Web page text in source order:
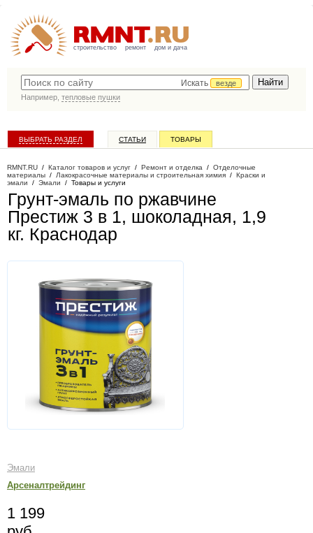
строительство ремонт дом и дача
Искать
везде
Например, тепловые пушки
ВЫБРАТЬ РАЗДЕЛ СТАТЬИ ТОВАРЫ
RMNT.RU / Каталог товаров и услуг / Ремонт и отделка / Отделочные
материалы / Лакокрасочные материалы и строительная химия / Краски и
эмали / Эмали / Товары и услуги
Грунт-эмаль по ржавчине
Престиж 3 в 1, шоколадная, 1,9
кг. Краснодар
Эмали
Арсеналтрейдинг
1 199